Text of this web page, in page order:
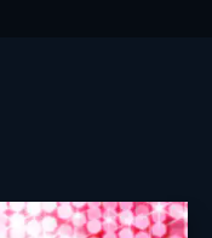
リディア・ビオンディ